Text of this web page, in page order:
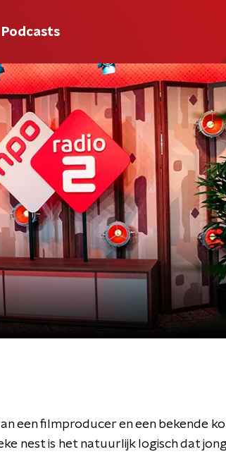
Podcasts
een filmproducer en een bekende
nest is het natuurlijk logisch dat